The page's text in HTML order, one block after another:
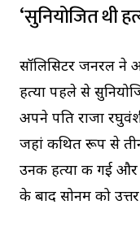
‘सुनियोजित थी
सॉलिसिटर जनरल ने
हत्या पहले से
अपने पति राजा
जहां कथित रूप से
उनकी हत्या की गई
के बाद सोनम को